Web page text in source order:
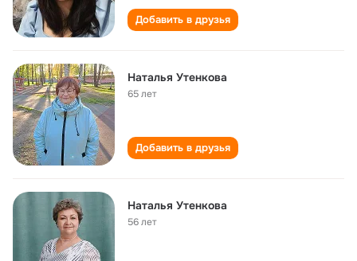
Добавить в друзья
Наталья Утенкова
65 лет
Добавить в друзья
Наталья Утенкова
56 лет